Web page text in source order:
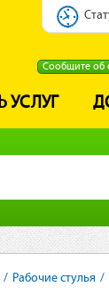
Сообщите об
/ Рабочие стулья /